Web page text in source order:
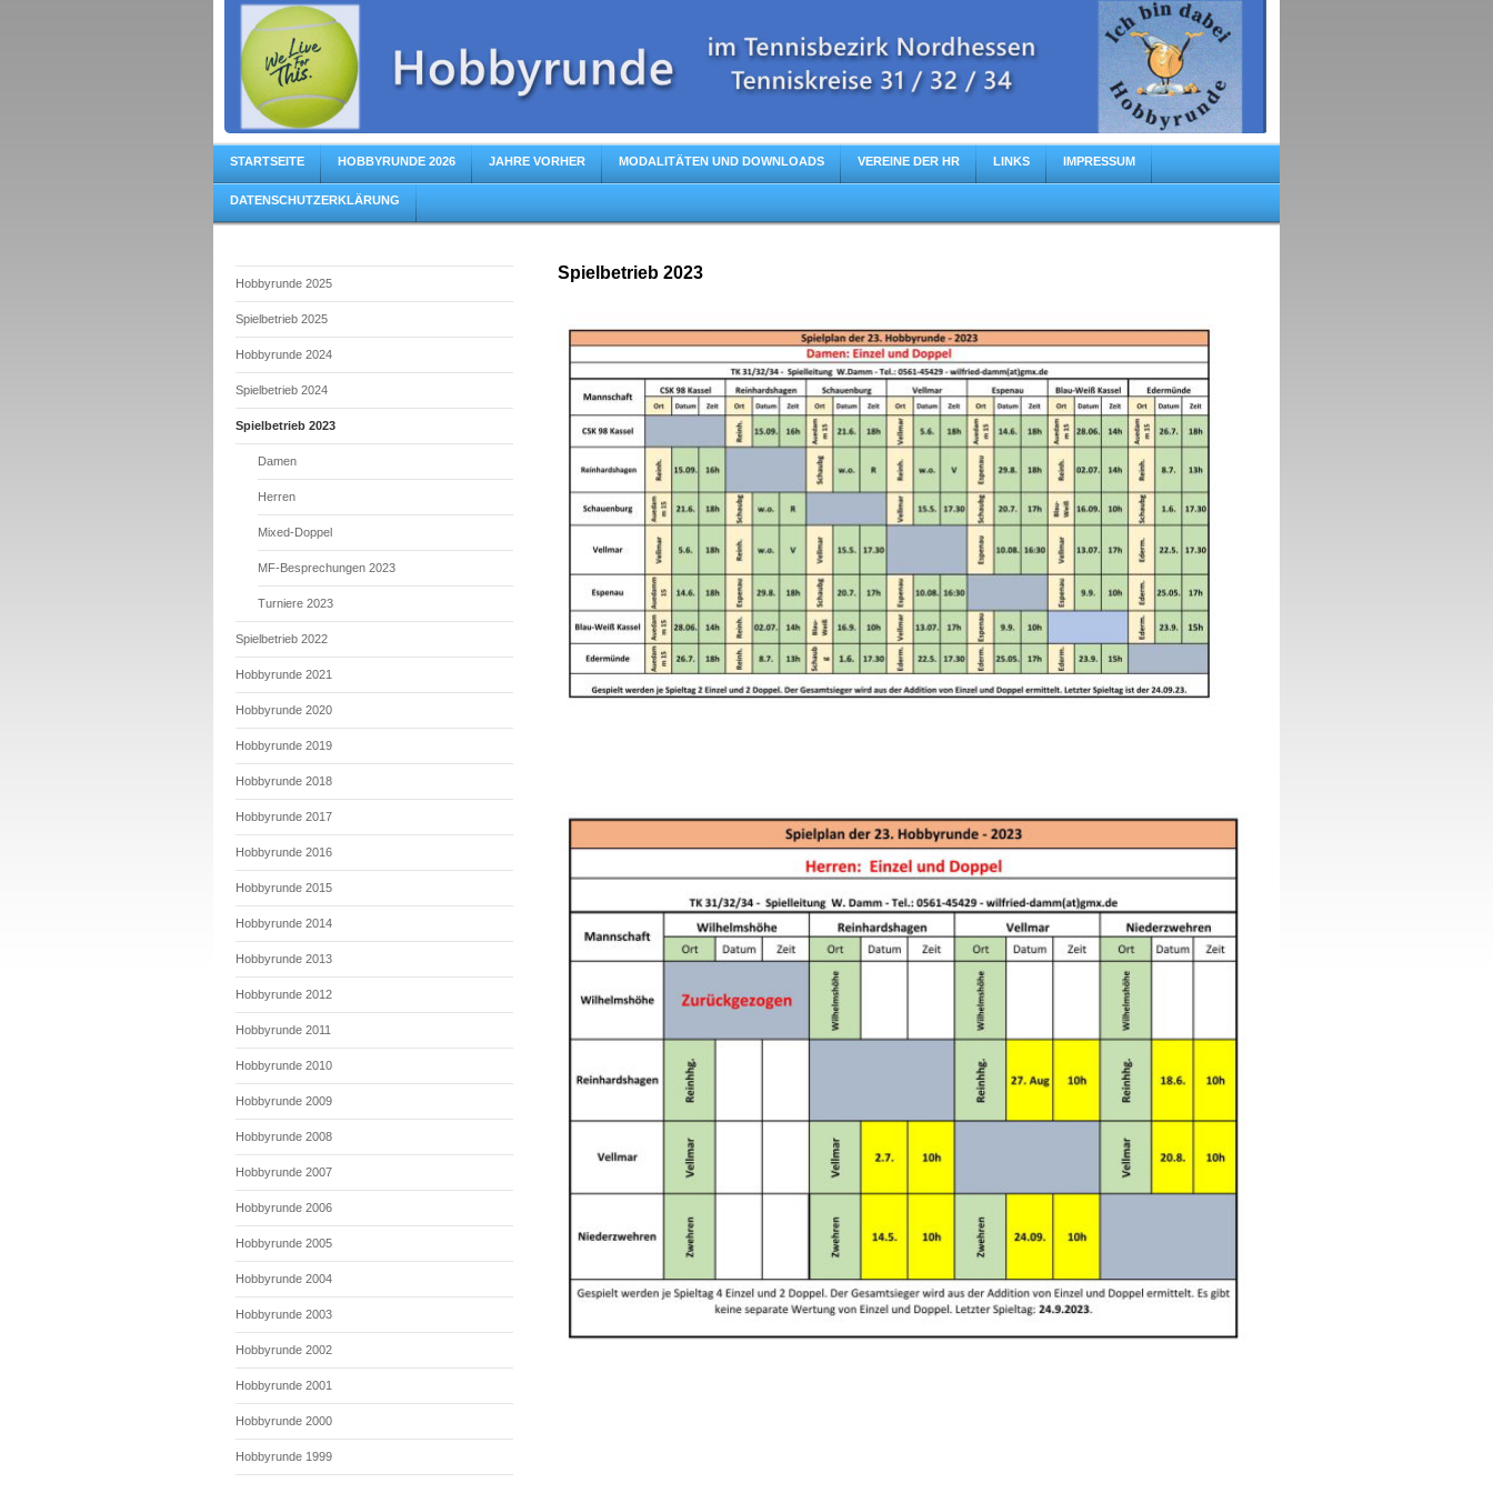
STARTSEITE HOBBYRUNDE 2026 JAHRE VORHER MODALITÄTEN UND DOWNLOADS VEREINE DER HR LINKS IMPRESSUM
DATENSCHUTZERKLÄRUNG
Hobbyrunde 2025
Spielbetrieb 2025
Hobbyrunde 2024
Spielbetrieb 2024
Spielbetrieb 2023
Damen
Herren
Mixed-Doppel
MF-Besprechungen 2023
Turniere 2023
Spielbetrieb 2022
Hobbyrunde 2021
Hobbyrunde 2020
Hobbyrunde 2019
Hobbyrunde 2018
Hobbyrunde 2017
Hobbyrunde 2016
Hobbyrunde 2015
Hobbyrunde 2014
Hobbyrunde 2013
Hobbyrunde 2012
Hobbyrunde 2011
Hobbyrunde 2010
Hobbyrunde 2009
Hobbyrunde 2008
Hobbyrunde 2007
Hobbyrunde 2006
Hobbyrunde 2005
Hobbyrunde 2004
Hobbyrunde 2003
Hobbyrunde 2002
Hobbyrunde 2001
Hobbyrunde 2000
Hobbyrunde 1999
Spielbetrieb 2023